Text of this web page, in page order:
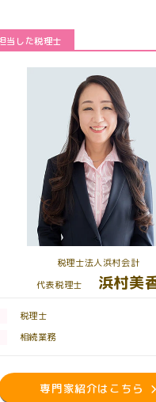
当した税理士
税理士法人浜村会計
代表税理士
浜村美
税理士
相続業務
専門家紹介はこちら